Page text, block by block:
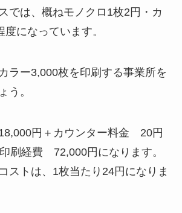
では、概ねモノクロ1枚2円・カ
になっています。
ラー3,000枚を印刷する事業所を
う。
円＋カウンター料金 20円
刷経費 72,000円になります。
ストは、1枚当たり24円になりま